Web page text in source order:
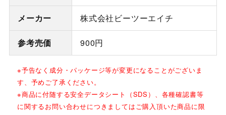
メーカー 株式会社ビーツーエイチ
参考売価 900円
※予告なく成分・パッケージ等が変更になることがございま
す、予めご了承ください。
※商品に付随する安全データシート（SDS）、各種確認書等
に関するお問い合わせにつきましてはご購入頂いた商品に限